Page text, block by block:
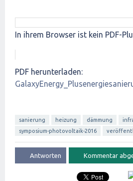
In ihrem Browser ist kein PDF-
PDF herunterladen:
sanierung heizung dämmung
symposium-photovoltaik-2016